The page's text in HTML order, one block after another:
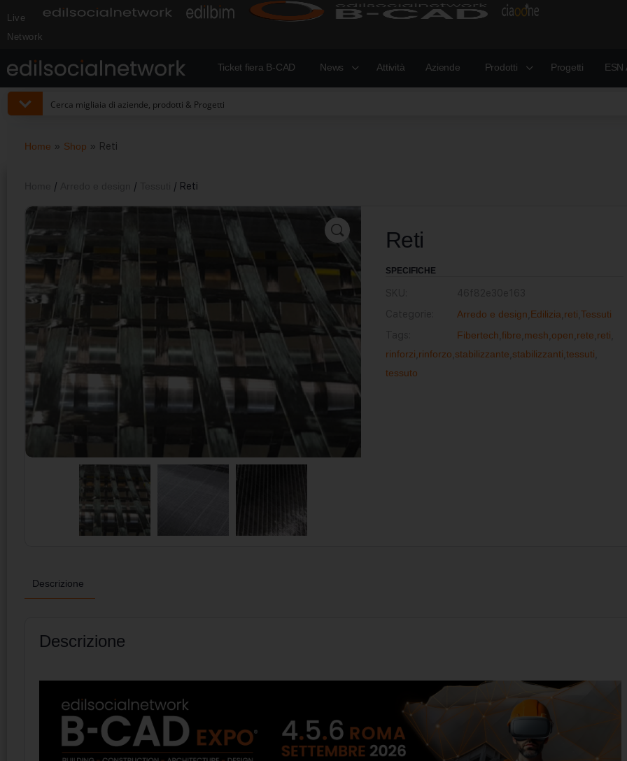
Live
Network
Ticket fiera B-CAD News Attività Aziende Prodotti Progetti ESN
Home » Shop » Reti
/ / / Reti
Reti
SPECIFICHE
Arredo e design Edilizia reti Tessuti
Fibertech fibre mesh open rete reti
rinforzi rinforzo stabilizzante stabilizzanti tessuti
tessuto
Descrizione
Descrizione